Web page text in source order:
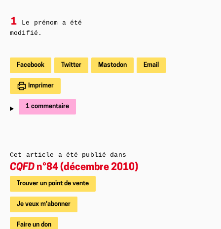
1
Le prénom a été
modifié.
Facebook Twitter Mastodon Email
Imprimer
1 commentaire
Cet article a été publié dans
CQFD n°84 (décembre 2010)
Trouver un point de vente
Je veux m'abonner
Faire un don